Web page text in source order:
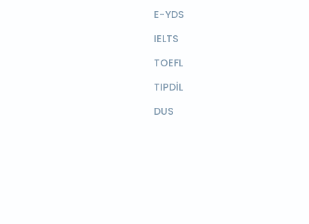
E-YDS
IELTS
TOEFL
TIPDİL
DUS